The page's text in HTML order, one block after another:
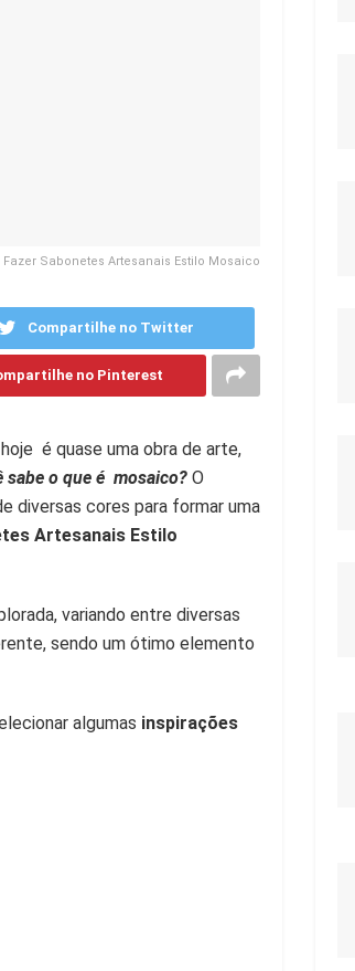
Fazer Sabonetes Artesanais Estilo Mosaico
Compartilhe no Twitter
no Pinterest
é quase uma obra de arte,
sabe o que é mosaico? O
diversas cores para formar uma
Artesanais Estilo
variando entre diversas
sendo um ótimo elemento
algumas inspirações